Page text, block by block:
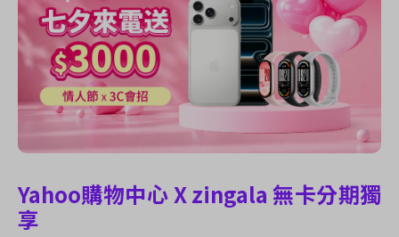
Yahoo購物中心 X zingala 無卡分期獨
享